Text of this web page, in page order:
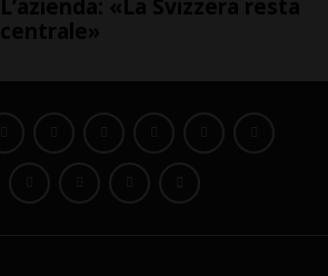
L’azienda: «La Svizzera resta
centrale»